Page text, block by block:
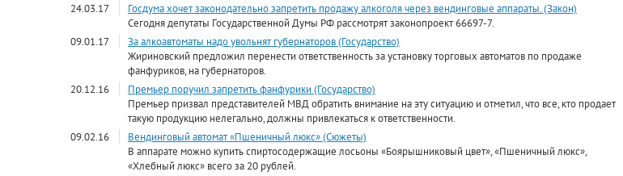
24.03.17
Госдума хочет законодательно запретить продажу алкоголя через вендинговые аппараты. (Закон)
Сегодня депутаты Государственной Думы РФ рассмотрят законопроект 66697-7.
09.01.17
За алкоавтоматы надо увольнят губернаторов (Государство)
Жириновский предложил перенести ответственность за установку торговых автоматов по продаже
фанфуриков, на губернаторов.
20.12.16
Премьер поручил запретить фанфурики (Государство)
Премьер призвал представителей МВД обратить внимание на эту ситуацию и отметил, что все, кто продает
такую продукцию нелегально, должны привлекаться к ответственности.
09.02.16
Вендинговый автомат «Пшеничный люкс» (Сюжеты)
В аппарате можно купить спиртосодержащие лосьоны «Боярышниковый цвет», «Пшеничный люкс»,
«Хлебный люкс» всего за 20 рублей.